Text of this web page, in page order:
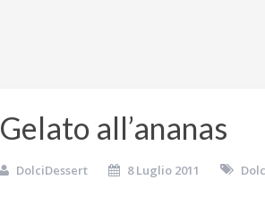
Gelato all’ananas
DolciDessert 8 Luglio 2011